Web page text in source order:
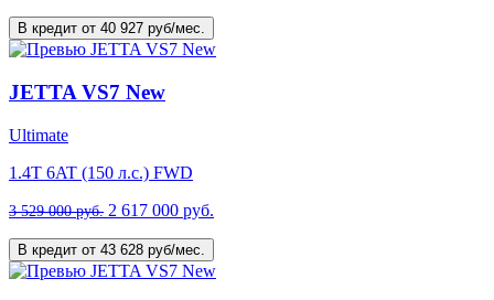
В кредит от 40 927 руб/мес.
JETTA VS7 New
Ultimate
1.4T 6AT (150 л.с.) FWD
3 529 000 руб. 2 617 000 руб.
В кредит от 43 628 руб/мес.